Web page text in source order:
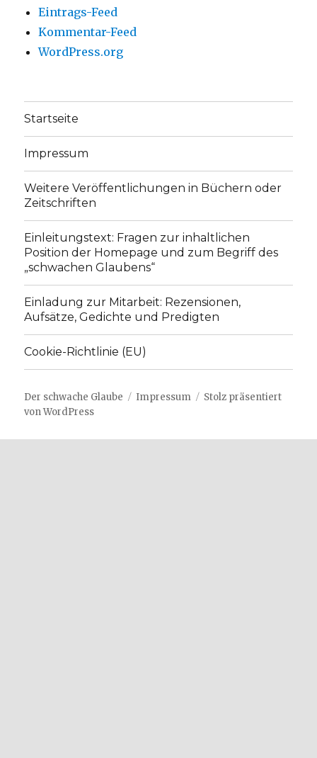
Eintrags-Feed
Kommentar-Feed
WordPress.org
Startseite
Impressum
Weitere Veröffentlichungen in Büchern oder
Zeitschriften
Einleitungstext: Fragen zur inhaltlichen
Position der Homepage und zum Begriff des
„schwachen Glaubens“
Einladung zur Mitarbeit: Rezensionen,
Aufsätze, Gedichte und Predigten
Cookie-Richtlinie (EU)
Der schwache Glaube Impressum
Stolz präsentiert
von WordPress